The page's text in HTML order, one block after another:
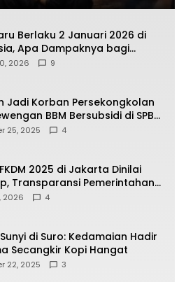
Berlaku 2 Januari 2026 di
Apa Dampaknya bagi
Warga? Ini Aturan Kunci
2026 9
Jadi Korban Persekongkolan
BBM Bersubsidi di SPBU
Teluk Batang
25, 2025 4
2025 di Jakarta Dinilai
Transparansi Pemerintahan
Dipertanyakan
2026 4
di Suro: Kedamaian Hadir
Secangkir Kopi Hangat
22, 2025 3